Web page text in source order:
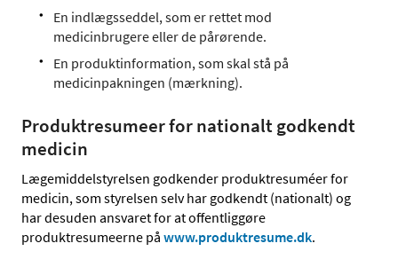
En indlægsseddel, som er rettet mod
medicinbrugere eller de pårørende.
En produktinformation, som skal stå på
medicinpakningen (mærkning).
Produktresumeer for nationalt godkendt
medicin
Lægemiddelstyrelsen godkender produktresuméer for
medicin, som styrelsen selv har godkendt (nationalt) og
har desuden ansvaret for at offentliggøre
produktresumeerne på www.produktresume.dk.